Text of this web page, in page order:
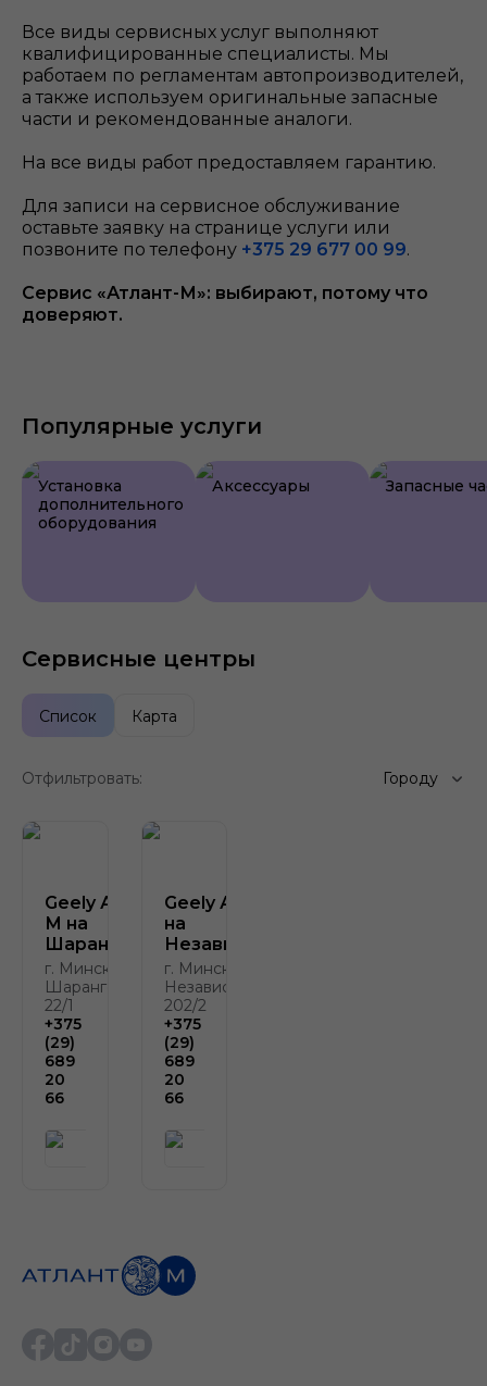
Все виды сервисных услуг выполняют
квалифицированные специалисты. Мы
работаем по регламентам автопроизводителей,
а также используем оригинальные запасные
части и рекомендованные аналоги.
На все виды работ предоставляем гарантию.
Для записи на сервисное обслуживание
оставьте заявку на странице услуги или
позвоните по телефону +375 29 677 00 99.
Сервис «Атлант-М»: выбирают, потому что
доверяют.
Популярные услуги
Установка
дополнительного
оборудования
Аксессуары Запасные
Сервисные центры
Список Карта
Отфильтровать: Городу
Geely Атлант-
М на
Шаранговича
г. Минск, ул.
Шаранговича,
22/1
+375
(29)
689
20
66
Geely Атлант-М
на
Независимости
г. Минск, пр.
Независимости,
202/2
+375
(29)
689
20
66